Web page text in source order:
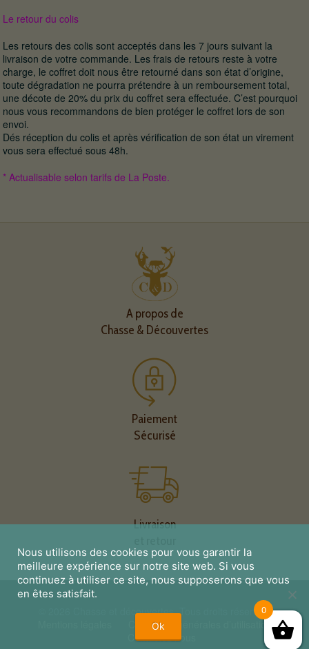
Le retour du colis
Les retours des colis sont acceptés dans les 7 jours suivant la
livraison de votre commande. Les frais de retours reste à votre
charge, le coffret doit nous être retourné dans son état d’origine,
toute dégradation ne pourra prétendre à un remboursement total,
une décote de 20% du prix du coffret sera effectuée. C’est pourquoi
nous vous recommandons de bien protéger le coffret lors de son
envoi.
Dés réception du colis et après vérification de son état un virement
vous sera effectué sous 48h.
* Actualisable selon tarifs de La Poste.
A propos de
Chasse & Découvertes
Paiement
Sécurisé
Livraison
© 2026 Chasse et découvertes. Tous droits réservés.
Conditions générales d’utilisation
Contactez nous
0
Nous utilisons des cookies pour vous garantir la
meilleure expérience sur notre site web. Si vous
continuez à utiliser ce site, nous supposerons que vous
en êtes satisfait.
Ok